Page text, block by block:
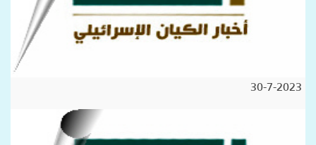
30-7-2023